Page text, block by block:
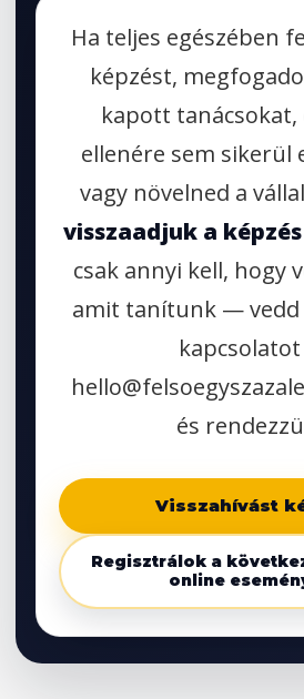
Ha teljes egészében
képzést,
kapott tanácsokat,
ellenére sem sikerül
vagy növelned a
visszaadjuk a
csak annyi kell, hogy
amit tanítunk — vedd
kapcsolatot
és
Visszahívást
Regisztrálok a
online